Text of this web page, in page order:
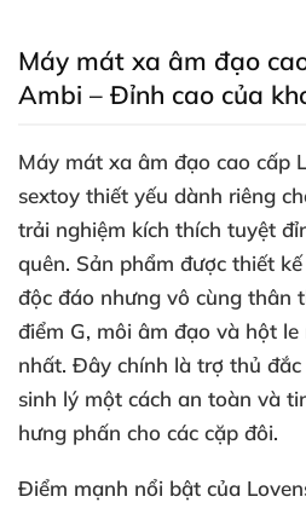
Máy mát xa âm đạo
Ambi – Đỉnh cao của
Máy mát xa âm đạo cao cấp
sextoy thiết yếu dành riêng
trải nghiệm kích thích tuyệt
quên. Sản phẩm được thiết
độc đáo nhưng vô cùng thân
điểm G, môi âm đạo và hột
nhất. Đây chính là trợ thủ
sinh lý một cách an toàn và
hưng phấn cho các cặp đôi.
Điểm mạnh nổi bật của